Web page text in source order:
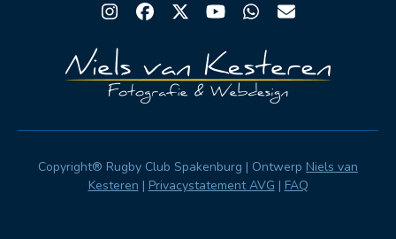
Instagram
Facebook
TwitterYouTubeWhatsapp
Email
Copyright® Rugby Club Spakenburg | Ontwerp Niels van
Kesteren | Privacystatement AVG | FAQ